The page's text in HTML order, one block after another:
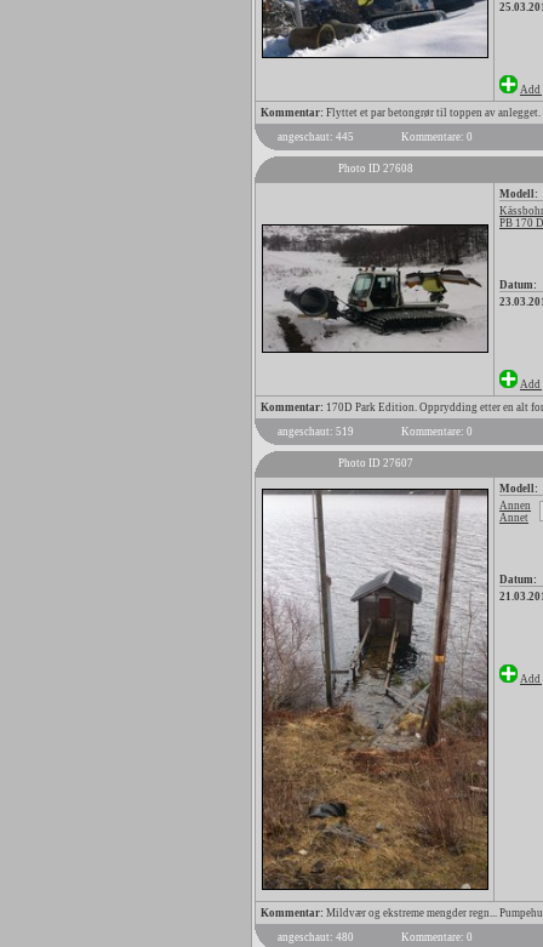
Add
Kommentar: Flyttet et par betongrør til toppen av
angeschaut: 445
Kommentare: 0
Photo ID 27608
Modell:
PB 170
Datum:
Add
Kommentar: 170D Park Edition. Opprydding etter en alt
angeschaut: 519
Kommentare: 0
Photo ID 27607
Modell:
Annen
Annet
Datum:
Add
Kommentar: Mildvær og ekstreme mengder regn...
angeschaut: 480
Kommentare: 0